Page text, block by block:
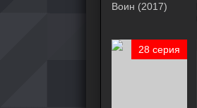
Воин (2017)
28 серия